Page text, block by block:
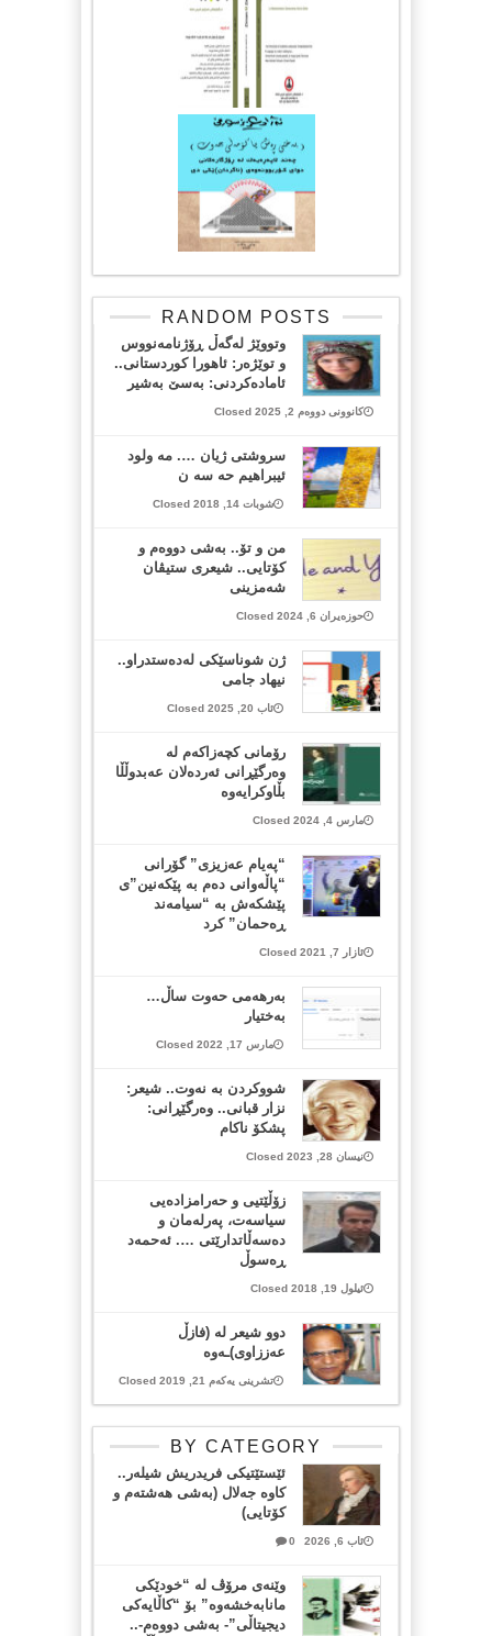
RANDOM POSTS
وتووێژ لەگەڵ ڕۆژنامەنووس
و توێژەر: ئاهورا کوردستانی..
ئامادەکردنی: بەسێ بەشیر
کانوونی دووەم 2, 2025 Closed
سروشتی ژیان …. مە ولود
ئیبراهیم حە سە ن
شوبات 14, 2018 Closed
من و تۆ.. بەشی دووەم و
کۆتایی.. شیعری ستیڤان
شەمزینی
حوزەیران 6, 2024 Closed
ژن شوناسێکی لەدەستدراو..
نیهاد جامی
ئاب 20, 2025 Closed
رۆمانی کچەزاکەم لە
وەرگێڕانی ئەردەلان عەبدوڵڵا
بڵاوکرایەوە
مارس 4, 2024 Closed
“پەیام عەزیزی” گۆرانی
“پاڵەوانی دەم بە پێکەنین”ی
پێشکەش بە “سیامەند
ڕەحمان” کرد
ئازار 7, 2021 Closed
بەرهەمی حەوت ساڵ…
بەختیار
مارس 17, 2022 Closed
شووکردن بە نەوت.. شیعر:
نزار قبانی.. وەرگێڕانی:
پشکۆ ناکام
نیسان 28, 2023 Closed
زۆڵێتیی و حەرامزادەیی
سیاسەت، پەرلەمان و
دەسەڵاتدارێتی …. ئەحمەد
ڕەسوڵ
ئیلول 19, 2018 Closed
دوو شیعر له‌ (فازڵ
عه‌ززاوی)ـه‌وه‌
تشرینی یەکەم 21, 2019 Closed
BY CATEGORY
ئێستێتیکی فریدریش شیلەر..
کاوە جەلال (بەشی هەشتەم و
کۆتایی)
ئاب 6, 2026 0
وێنەی مرۆڤ لە “خودێکی
مانابەخشەوە” بۆ “کاڵایەکی
دیجیتاڵی”- بەشی دووەم-..